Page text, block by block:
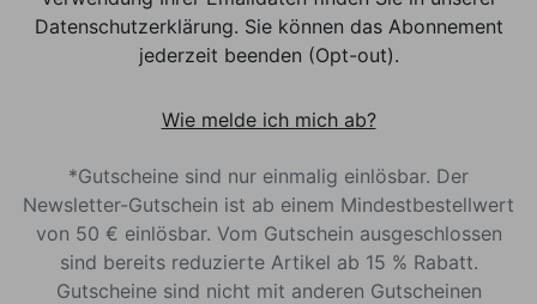
Datenschutzerklärung. Sie können das Abonnement
jederzeit beenden (Opt-out).
Wie melde ich mich ab?
*Gutscheine sind nur einmalig einlösbar. Der
Newsletter-Gutschein ist ab einem Mindestbestellwert
von 50 € einlösbar. Vom Gutschein ausgeschlossen
sind bereits reduzierte Artikel ab 15 % Rabatt.
Gutscheine sind nicht mit anderen Gutscheinen